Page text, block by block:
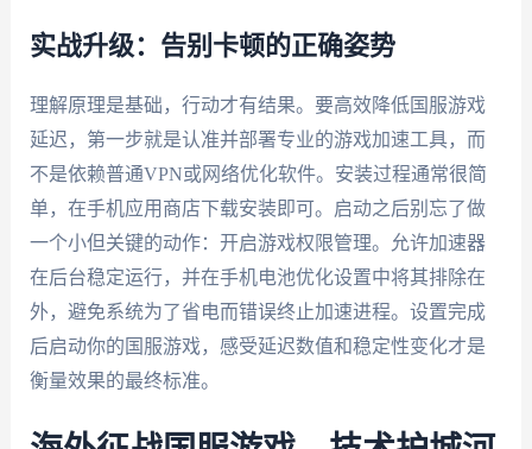
实战升级：告别卡顿的正确姿势
理解原理是基础，行动才有结果。要高效降低国服游戏
延迟，第一步就是认准并部署专业的游戏加速工具，而
不是依赖普通VPN或网络优化软件。安装过程通常很简
单，在手机应用商店下载安装即可。启动之后别忘了做
一个小但关键的动作：开启游戏权限管理。允许加速器
在后台稳定运行，并在手机电池优化设置中将其排除在
外，避免系统为了省电而错误终止加速进程。设置完成
后启动你的国服游戏，感受延迟数值和稳定性变化才是
衡量效果的最终标准。